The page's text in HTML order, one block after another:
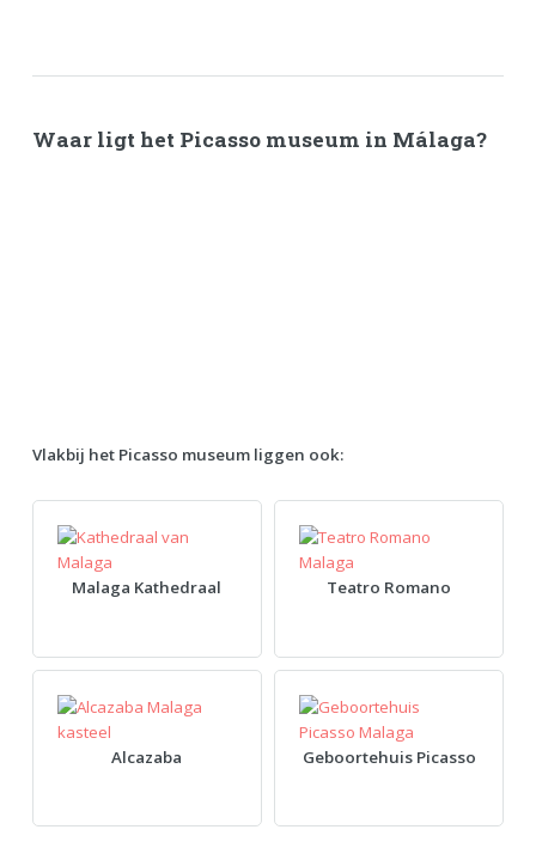
Waar ligt het Picasso museum in Málaga?
Vlakbij het Picasso museum liggen ook:
Malaga Kathedraal Teatro Romano
Alcazaba Geboortehuis Picasso